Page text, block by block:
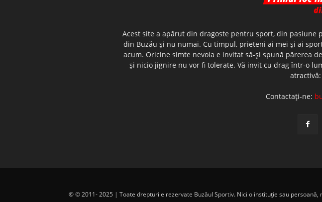
Acest site a apărut din dragoste pentru sport, din
din Buzău şi nu numai. Cu timpul, prieteni ai mei şi ai
acum. Oricine simte nevoia e invitat să-şi spună părerea
şi nicio jignire nu vor fi tolerate. Vă invit cu drag într-o
Contactați-ne:
© © 2011- 2025 | Toate drepturile rezervate Buzăul Sportiv. Nici o instituţie sau